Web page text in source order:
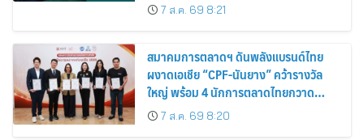
รายเดียวกัน
7 ส.ค. 69 8:21
สมาคมการตลาดฯ ดันพลังแบรนด์ไทย
ผงาดเอเชีย “CPF-นันยาง” คว้ารางวัล
ใหญ่ พร้อม 4 นักการตลาดไทยกวาด
รางวัลบุคคลเวที AMF AMEA & YWN
2026
7 ส.ค. 69 8:20